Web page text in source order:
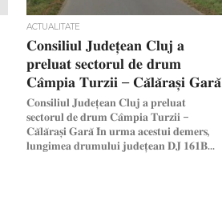
ACTUALITATE
𝐂𝐨𝐧𝐬𝐢𝐥𝐢𝐮𝐥 𝐉𝐮𝐝𝐞𝐭̦𝐞𝐚𝐧 𝐂𝐥𝐮𝐣 𝐚
𝐩𝐫𝐞𝐥𝐮𝐚𝐭 𝐬𝐞𝐜𝐭𝐨𝐫𝐮𝐥 𝐝𝐞 𝐝𝐫𝐮𝐦
𝐂𝐚̂𝐦𝐩𝐢𝐚 𝐓𝐮𝐫𝐳𝐢𝐢 – 𝐂𝐚̆𝐥𝐚̆𝐫𝐚𝐬̦𝐢 𝐆𝐚𝐫𝐚̆
𝐂𝐨𝐧𝐬𝐢𝐥𝐢𝐮𝐥 𝐉𝐮𝐝𝐞𝐭̦𝐞𝐚𝐧 𝐂𝐥𝐮𝐣 𝐚 𝐩𝐫𝐞𝐥𝐮𝐚𝐭
𝐬𝐞𝐜𝐭𝐨𝐫𝐮𝐥 𝐝𝐞 𝐝𝐫𝐮𝐦 𝐂𝐚̂𝐦𝐩𝐢𝐚 𝐓𝐮𝐫𝐳𝐢𝐢 –
𝐂𝐚̆𝐥𝐚̆𝐫𝐚𝐬̦𝐢 𝐆𝐚𝐫𝐚̆ 𝐈̂𝐧 𝐮𝐫𝐦𝐚 𝐚𝐜𝐞𝐬𝐭𝐮𝐢 𝐝𝐞𝐦𝐞𝐫𝐬,
𝐥𝐮𝐧𝐠𝐢𝐦𝐞𝐚 𝐝𝐫𝐮𝐦𝐮𝐥𝐮𝐢 𝐣𝐮𝐝𝐞𝐭̦𝐞𝐚𝐧 𝐃𝐉 𝟏𝟔𝟏𝐁...